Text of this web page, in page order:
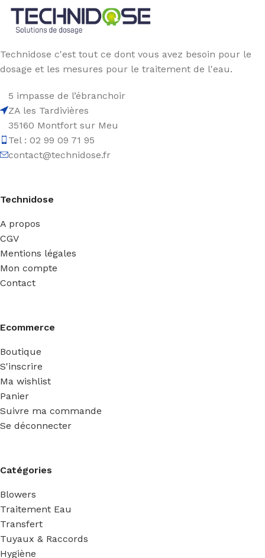
Technidose c'est tout ce dont vous avez besoin pour le
dosage et les mesures pour le traitement de l'eau.
5 impasse de l’ébranchoir
ZA les Tardivières
35160 Montfort sur Meu
Tel : 02 99 09 71 95
contact@technidose.fr
Technidose
A propos
CGV
Mentions légales
Mon compte
Contact
Ecommerce
Boutique
S'inscrire
Ma wishlist
Panier
Suivre ma commande
Se déconnecter
Catégories
Blowers
Traitement Eau
Transfert
Tuyaux & Raccords
Hygiène